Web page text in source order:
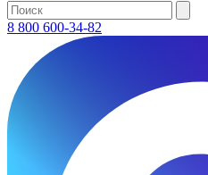
8 800 600-34-82